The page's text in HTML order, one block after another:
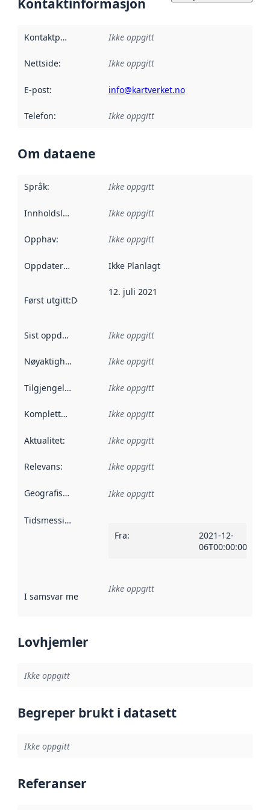
Kontaktinformasjon
Kontaktpunkt Ikke oppgitt
Nettside: Ikke oppgitt
E-post: info@kartverket.no
Telefon: Ikke oppgitt
Om dataene
Språk: Ikke oppgitt
Innholdsleverandører :
Ikke oppgitt
Opphav: Ikke oppgitt
Oppdateringsfrekvens :
Ikke Planlagt
Først utgitt:Denne datoen sier når dataene i dette
12. juli 2021
Sist oppdatert Ikke oppgitt
Nøyaktighet Ikke oppgitt
Tilgjengelighet Ikke oppgitt
Kompletthet Ikke oppgitt
Aktualitet: Ikke oppgitt
Relevans: Ikke oppgitt
Geografisk avgrensning :
Ikke oppgitt
Tidsmessig avgrensning
Fra:
2021-12-
06T00:00:00Z
I samsvar med Referanse til en implementasjonsregel
Ikke oppgitt
Lovhjemler
Ikke oppgitt
Begreper brukt i datasett
Ikke oppgitt
Referanser